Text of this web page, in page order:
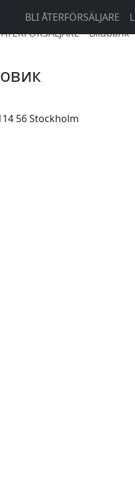
BLI ÅTERFÖRSÄLJARE
ÅTERFÖRSÄLJARE Bildbank
56 Stockholm